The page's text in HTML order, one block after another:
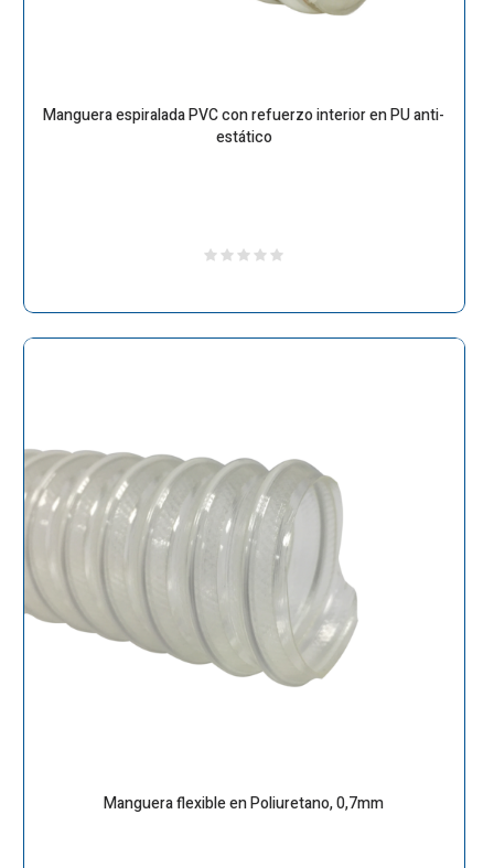
Manguera espiralada PVC con refuerzo interior en PU anti-
estático
Manguera flexible en Poliuretano, 0,7mm